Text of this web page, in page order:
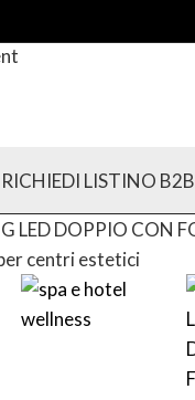
RICHIEDI LISTINO B2B